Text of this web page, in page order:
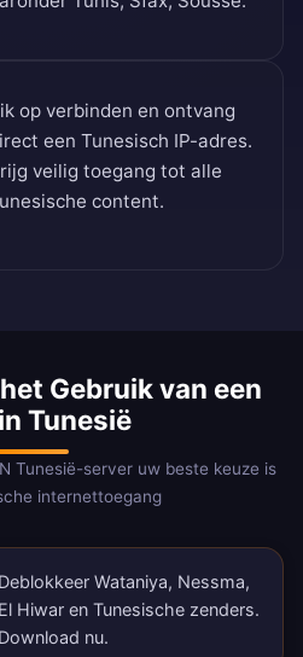
op verbinden en ontvang
een Tunesisch IP-adres.
veilig toegang tot alle
content.
Gebruik van een
Tunesië
Tunesië-server uw beste keuze is
internettoegang
Deblokkeer Wataniya, Nessma,
El Hiwar en Tunesische zenders.
Download nu.